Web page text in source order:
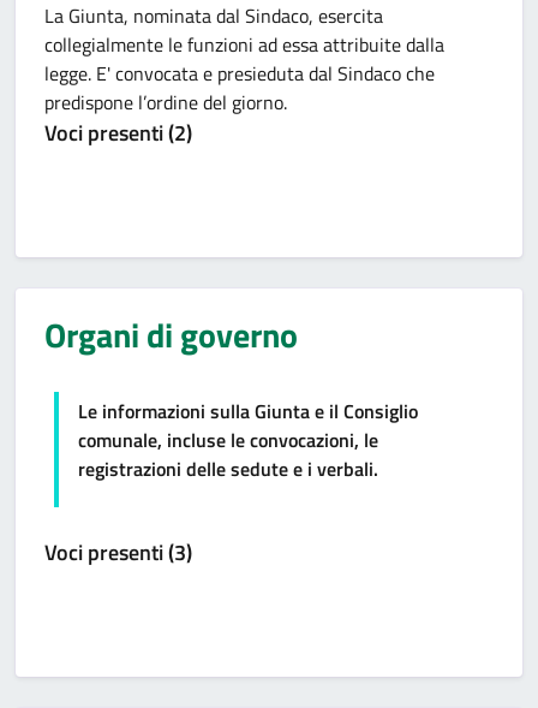
La Giunta, nominata dal Sindaco, esercita
collegialmente le funzioni ad essa attribuite dalla
legge. E' convocata e presieduta dal Sindaco che
predispone l’ordine del giorno.
Voci presenti (2)
Organi di governo
Le informazioni sulla Giunta e il Consiglio
comunale, incluse le convocazioni, le
registrazioni delle sedute e i verbali.
Voci presenti (3)